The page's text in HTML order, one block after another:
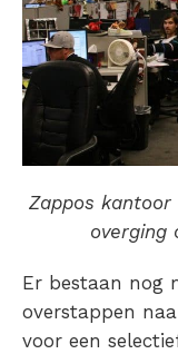
Zappos
overging
Er bestaan nog
overstappen
voor een